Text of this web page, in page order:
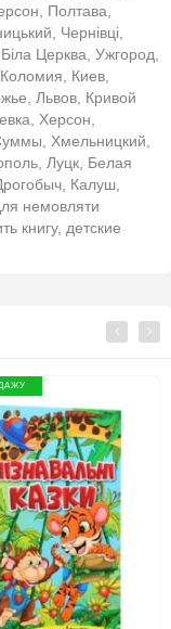
Полтава,
Чернівці,
Церква, Ужгород,
Киев,
Львов, Кривой
Херсон,
Хмельницкий,
Луцк, Белая
Калуш,
немовляти
книгу, детские